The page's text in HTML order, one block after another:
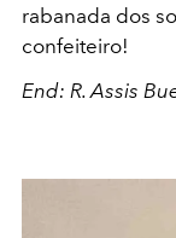
rabanada dos
confeiteiro!
End: R. Assis